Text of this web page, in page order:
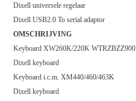
Dixell universele regelaar
Dixell USB2.0 To serial adaptor
OMSCHRIJVING
Keyboard XW260K/220K WTRZBZZ900
Dixell keyboard
Keyboard i.c.m. XM440/460/463K
Dixell keyboard